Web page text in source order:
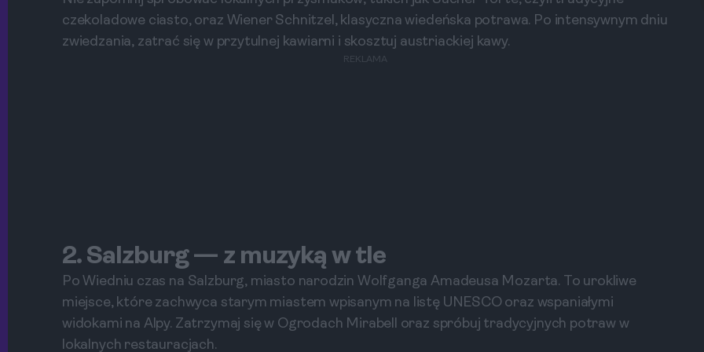
czekoladowe ciasto, oraz Wiener Schnitzel, klasyczna wiedeńska potrawa. Po intensywnym dniu
zwiedzania, zatrać się w przytulnej kawiarni i skosztuj austriackiej kawy.
REKLAMA
2. Salzburg — z muzyką w tle
Po Wiedniu czas na Salzburg, miasto narodzin Wolfganga Amadeusa Mozarta. To urokliwe
miejsce, które zachwyca starym miastem wpisanym na listę UNESCO oraz wspaniałymi
widokami na Alpy. Zatrzymaj się w Ogrodach Mirabell oraz spróbuj tradycyjnych potraw w
lokalnych restauracjach.